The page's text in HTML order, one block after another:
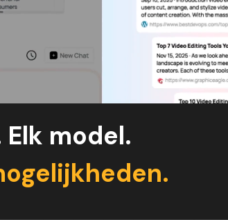
model.